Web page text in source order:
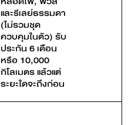
และรีเลย์ธรรมดา
(ไม่รวมชุด
ควบคุมในตัว) รับ
ประกัน 6 เดือน
หรือ 10,000
กิโลเมตร แล้วแต่
ระยะใดจะถึงก่อน